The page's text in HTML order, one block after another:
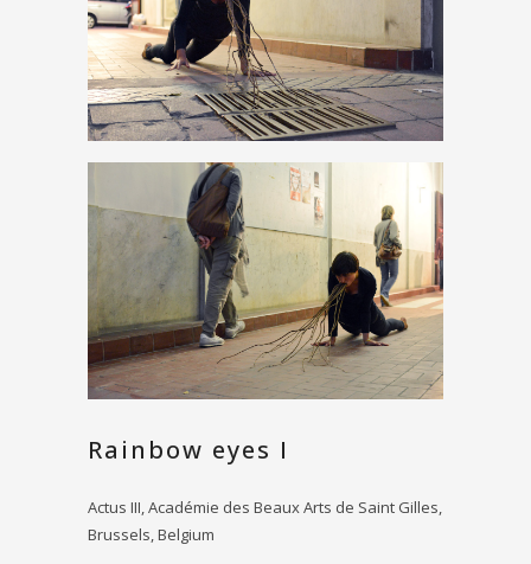
Rainbow eyes I
Actus III, Académie des Beaux Arts de Saint Gilles,
Brussels, Belgium